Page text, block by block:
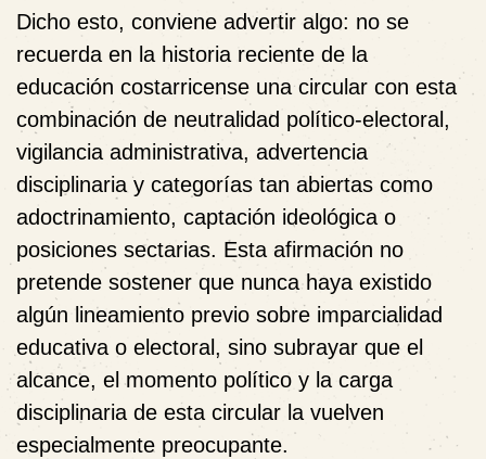
Dicho esto, conviene advertir algo: no se
recuerda en la historia reciente de la
educación costarricense una circular con esta
combinación de neutralidad político-electoral,
vigilancia administrativa, advertencia
disciplinaria y categorías tan abiertas como
adoctrinamiento, captación ideológica o
posiciones sectarias. Esta afirmación no
pretende sostener que nunca haya existido
algún lineamiento previo sobre imparcialidad
educativa o electoral, sino subrayar que el
alcance, el momento político y la carga
disciplinaria de esta circular la vuelven
especialmente preocupante.